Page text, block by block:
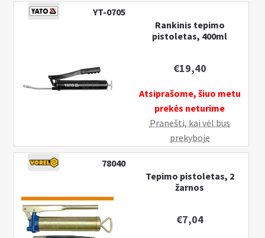
YT-0705
Rankinis tepimo
pistoletas, 400ml
€19,40
Atsiprašome, šiuo metu
prekės neturime
Pranešti, kai vėl bus
prekyboje
78040
Tepimo pistoletas, 2
žarnos
€7,04